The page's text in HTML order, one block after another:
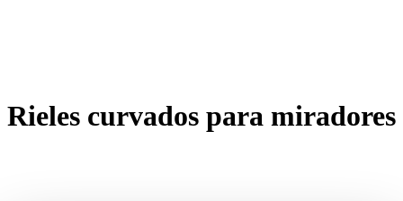
Rieles curvados para miradores